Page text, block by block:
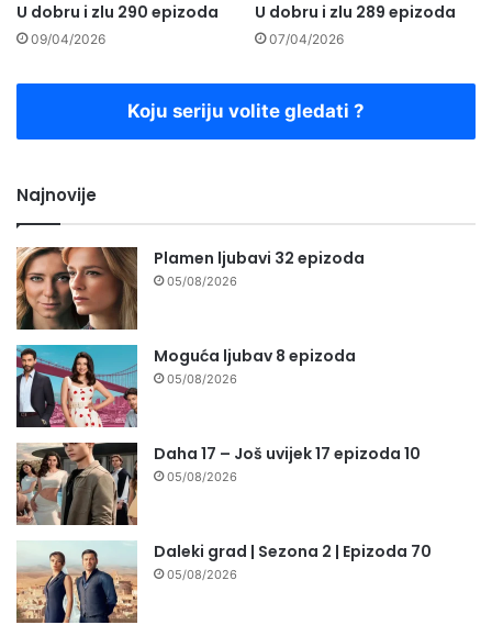
U dobru i zlu 290 epizoda
09/04/2026
U dobru i zlu 289 epizoda
07/04/2026
Koju seriju volite gledati ?
Najnovije
Plamen ljubavi 32 epizoda
05/08/2026
Moguća ljubav 8 epizoda
05/08/2026
Daha 17 – Još uvijek 17 epizoda 10
05/08/2026
Daleki grad | Sezona 2 | Epizoda 70
05/08/2026